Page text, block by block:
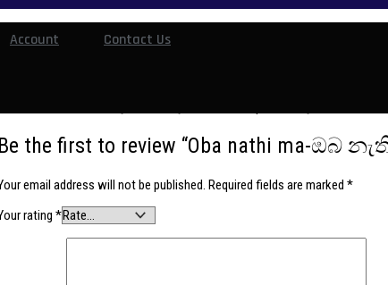
Account Contact Us
Be the first to review “Oba nathi ma-ඔබ
email address will not be published. Required fields are marked *
rating *
Kadathurawa-කඩතුරාව(Agatha